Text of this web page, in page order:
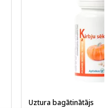
Uztura bagātinātājs